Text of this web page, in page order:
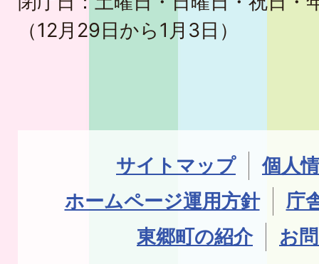
（12月29日から1月3日）
サイトマップ
個人
ホームページ運用方針
庁
東郷町の紹介
お